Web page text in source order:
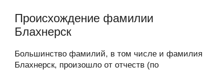
Происхождение фамилии
Блахнерск
Большинство фамилий, в том числе и фамилия
Блахнерск, произошло от отчеств (по